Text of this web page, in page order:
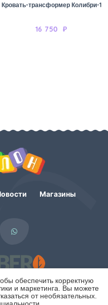
обеспечить корректную
и маркетинга. Вы можете
от необязательных.
Кровать-трансформер Колибри-1
16 750 ₽
Магазины